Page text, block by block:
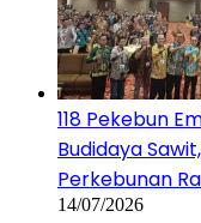
118 Pekebun
Budidaya
Perkebunan
14/07/2026